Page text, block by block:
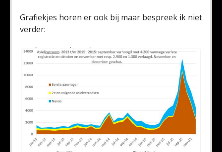
Grafiekjes horen er ook bij maar bespreek ik niet
verder: